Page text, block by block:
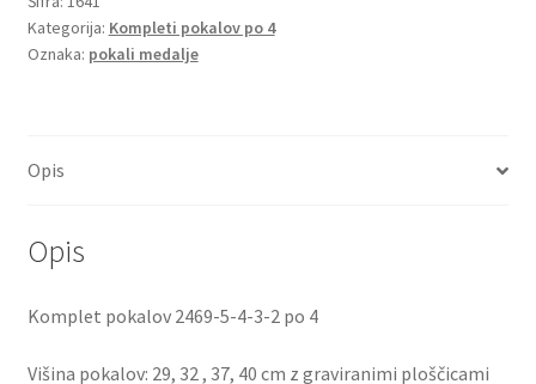
je
je:
Kategorija: Kompleti pokalov po 4
Oznaka: pokali medalje
Opis
Opis
Komplet pokalov 2469-5-4-3-2 po 4
Višina pokalov: 29, 32 , 37, 40 cm z graviranimi ploščicami